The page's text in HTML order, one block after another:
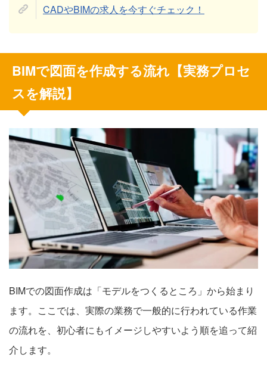
CADやBIMの求人を今すぐチェック！
BIMで図面を作成する流れ【実務プロセ
スを解説】
BIMでの図面作成は「モデルをつくるところ」から始まり
ます。ここでは、実際の業務で一般的に行われている作業
の流れを、初心者にもイメージしやすいよう順を追って紹
介します。